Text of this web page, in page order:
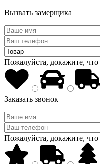
Вызвать замерщика
Пожалуйста, докажите,
Заказать звонок
Пожалуйста, докажите,